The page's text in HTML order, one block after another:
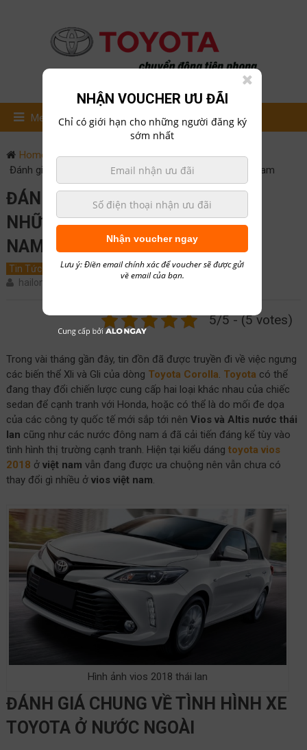
Menu
Home
Tin Tức
Đánh giá Toyota vios 2018 những nước láng giềng việt nam
ĐÁNH GIÁ TOYOTA VIOS 2018
NHỮNG NƯỚC LÁNG GIỀNG VIỆT
NAM
Tin Tức Đánh giá xe February 28, 2018
0
hailong01
5/5 - (5 votes)
Trong vài tháng gần đây, tin đồn đã được truyền đi về việc ngưng
các biến thể Xli và Gli của dòng Toyota Corolla. Toyota có thể
đang thay đổi chiến lược cung cấp hai loại khác nhau của chiếc
sedan để cạnh tranh với Honda, hoặc có thể là do mối đe dọa
của các công ty quốc tế mới sắp tới nên Vios và Altis nước thái
lan cũng như các nước đông nam á đã cải tiến đáng kể tùy vào
tình hình thị trường cạnh tranh. Hiện tại kiểu dáng toyota vios
2018 ở việt nam vẫn đang được ưa chuộng nên vẫn chưa có
thay đổi gì nhiều ở vios việt nam.
Hình ảnh vios 2018 thái lan
ĐÁNH GIÁ CHUNG VỀ TÌNH HÌNH XE
TOYOTA Ở NƯỚC NGOÀI
NHẬN VOUCHER ƯU ĐÃI
Chỉ có giới hạn cho những người đăng ký
sớm nhất
Nhận voucher ngay
Lưu ý: Điền email chính xác để voucher sẽ được gửi
về email của bạn.